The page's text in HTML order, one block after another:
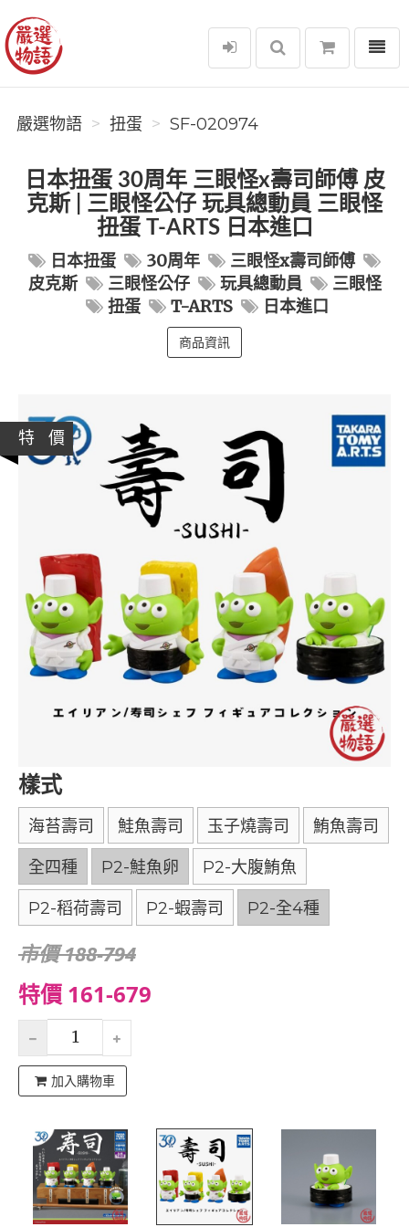
嚴選物語
選單
嚴選物語 扭蛋 SF-020974
日本扭蛋 30周年 三眼怪x壽司師傅 皮
克斯 | 三眼怪公仔 玩具總動員 三眼怪
扭蛋 T-ARTS 日本進口
日本扭蛋 30周年
三眼怪x壽司師傅
皮克斯
三眼怪公仔 玩具總動員
三眼怪
扭蛋
T-ARTS 日本進口
商品資訊
特 價
樣式
海苔壽司 鮭魚壽司 玉子燒壽司 鮪魚壽司
全四種 P2-鮭魚卵 P2-大腹鮪魚
P2-稻荷壽司 P2-蝦壽司 P2-全4種
市價 188-794
特價 161-679
加入購物車